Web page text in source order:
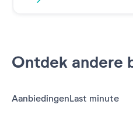
Ontdek andere
AanbiedingenLast minute